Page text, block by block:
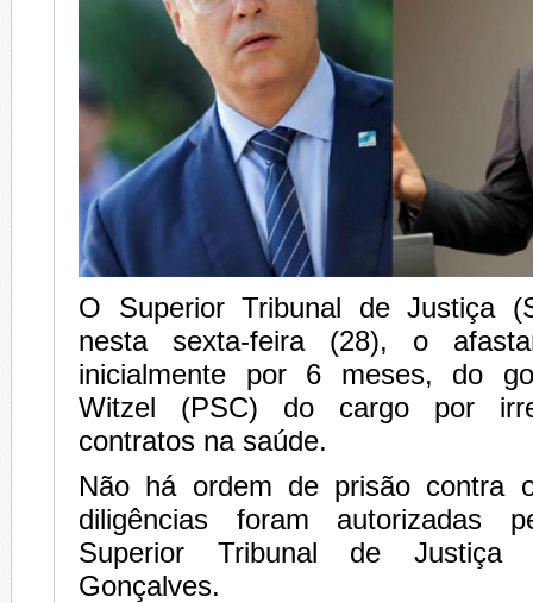
O Superior Tribunal de Justiça
nesta sexta-feira (28), o
inicialmente por 6 meses, do
Witzel (PSC) do cargo por
contratos na saúde.
Não há ordem de prisão contra
diligências foram autorizadas
Superior Tribunal de Justiça
Gonçalves.